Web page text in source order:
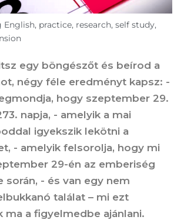
English, practice, research, self study,
egy böngészőt és beírod a
négy féle eredményt kapsz: -
hogy szeptember 29.
napja, - amelyik a mai
igyekszik lekötni a
- amelyik felsorolja, hogy mi
29-én az emberiség
során, - és van egy nem
találat – mi ezt
ma a figyelmedbe ajánlani.